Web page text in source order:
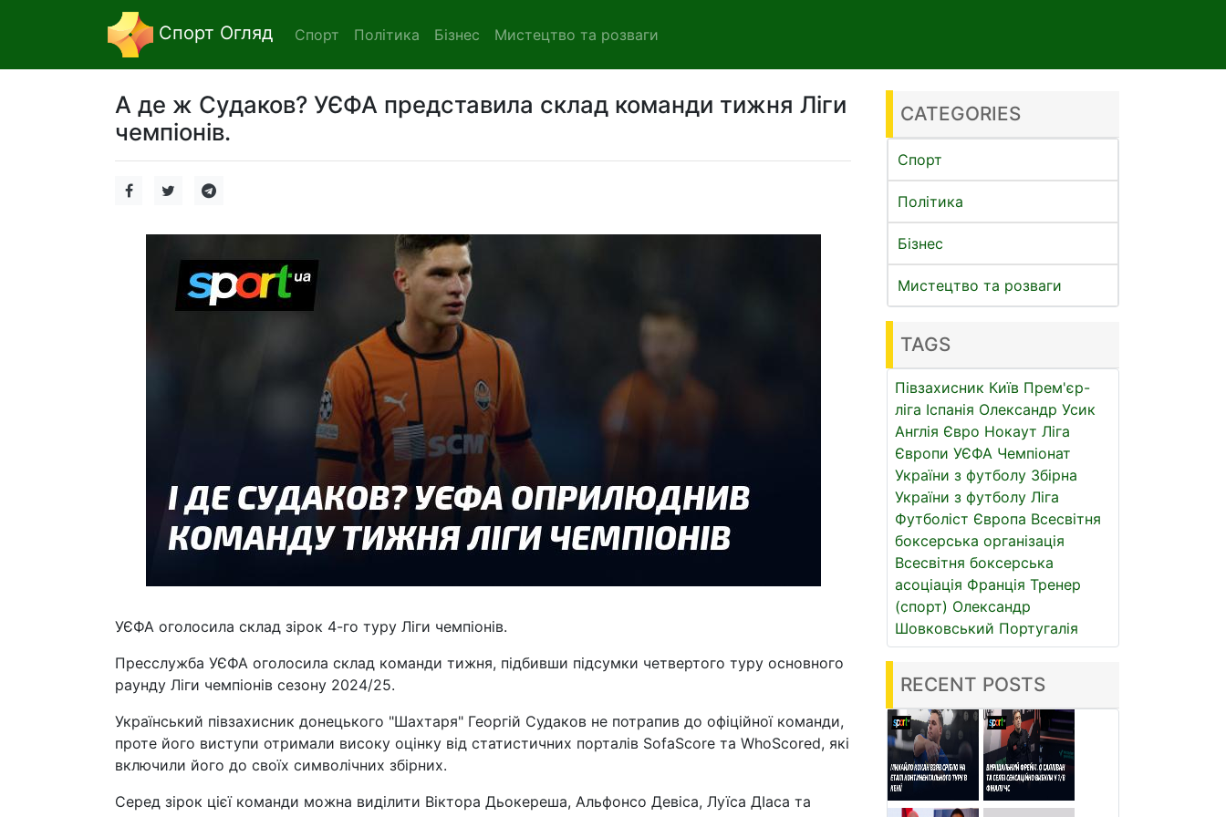
Спорт Огляд Спорт Політика Бізнес Мистецтво та розваги
А де ж Судаков? УЄФА представила склад команди тижня Ліги
чемпіонів.
УЄФА оголосила склад зірок 4-го туру Ліги чемпіонів.
Пресслужба УЄФА оголосила склад команди тижня, підбивши підсумки четвертого туру основного
раунду Ліги чемпіонів сезону 2024/25.
Український півзахисник донецького "Шахтаря" Георгій Судаков не потрапив до офіційної команди,
проте його виступи отримали високу оцінку від статистичних порталів SofaScore та WhoScored, які
включили його до своїх символічних збірних.
Серед зірок цієї команди можна виділити Віктора Дьокереша, Альфонсо Девіса, Луїса ДІаса та
CATEGORIES
Спорт
Політика
Бізнес
Мистецтво та розваги
TAGS
Півзахисник Київ Прем'єр-
ліга Іспанія Олександр Усик
Англія Євро Нокаут Ліга
Європи УЄФА Чемпіонат
України з футболу Збірна
України з футболу Ліга
Футболіст Європа Всесвітня
боксерська організація
Всесвітня боксерська
асоціація Франція Тренер
(спорт) Олександр
Шовковський Португалія
RECENT POSTS